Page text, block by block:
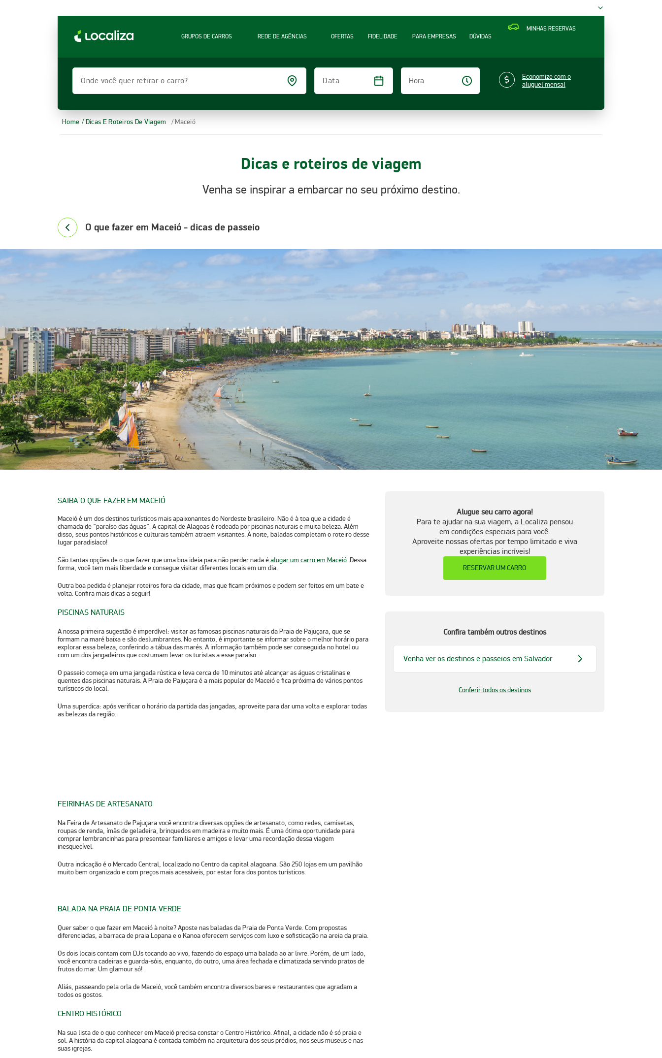
MINHAS RESERVAS
GRUPOS DE CARROS
REDE DE AGÊNCIAS OFERTAS FIDELIDADE PARA EMPRESAS DÚVIDAS
Onde você quer retirar o carro? Data
Hora
Economize com o
aluguel mensal
Home / Dicas E Roteiros De Viagem / Maceió
Dicas e roteiros de viagem
Venha se inspirar a embarcar no seu próximo destino.
O que fazer em Maceió - dicas de passeio
SAIBA O QUE FAZER EM MACEIÓ
Maceió é um dos destinos turísticos mais apaixonantes do Nordeste brasileiro. Não é à toa que a cidade é
chamada de ”paraíso das águas”. A capital de Alagoas é rodeada por piscinas naturais e muita beleza. Além
disso, seus pontos históricos e culturais também atraem visitantes. À noite, baladas completam o roteiro desse
lugar paradisíaco!
São tantas opções de o que fazer que uma boa ideia para não perder nada éalugar um carro em Maceió. Dessa
forma, você tem mais liberdade e consegue visitar diferentes locais em um dia.
Outra boa pedida é planejar roteiros fora da cidade, mas que ficam próximos e podem ser feitos em um bate e
volta. Confira mais dicas a seguir!
PISCINAS NATURAIS
A nossa primeira sugestão é imperdível: visitar as famosas piscinas naturais da Praia de Pajuçara, que se
formam na maré baixa e são deslumbrantes. No entanto, é importante se informar sobre o melhor horário para
explorar essa beleza, conferindo a tábua das marés. A informação também pode ser conseguida no hotel ou
com um dos jangadeiros que costumam levar os turistas a esse paraíso.
O passeio começa em uma jangada rústica e leva cerca de 10 minutos até alcançar as águas cristalinas e
quentes das piscinas naturais. A Praia de Pajuçara é a mais popular de Maceió e fica próxima de vários pontos
turísticos do local.
Uma superdica: após verificar o horário da partida das jangadas, aproveite para dar uma volta e explorar todas
as belezas da região.
FEIRINHAS DE ARTESANATO
Na Feira de Artesanato de Pajuçara você encontra diversas opções de artesanato, como redes, camisetas,
roupas de renda, ímãs de geladeira, brinquedos em madeira e muito mais. É uma ótima oportunidade para
comprar lembrancinhas para presentear familiares e amigos e levar uma recordação dessa viagem
inesquecível.
Outra indicação é o Mercado Central, localizado no Centro da capital alagoana. São 250 lojas em um pavilhão
muito bem organizado e com preços mais acessíveis, por estar fora dos pontos turísticos.
BALADA NA PRAIA DE PONTA VERDE
Quer saber o que fazer em Maceió à noite? Aposte nas baladas da Praia de Ponta Verde. Com propostas
diferenciadas, a barraca de praia Lopana e o Kanoa oferecem serviços com luxo e sofisticação na areia da praia.
Os dois locais contam com DJs tocando ao vivo, fazendo do espaço uma balada ao ar livre. Porém, de um lado,
você encontra cadeiras e guarda-sóis, enquanto, do outro, uma área fechada e climatizada servindo pratos de
frutos do mar. Um glamour só!
Aliás, passeando pela orla de Maceió, você também encontra diversos bares e restaurantes que agradam a
todos os gostos.
CENTRO HISTÓRICO
Na sua lista de o que conhecer em Maceió precisa constar o Centro Histórico. Afinal, a cidade não é só praia e
sol. A história da capital alagoana é contada também na arquitetura dos seus prédios, nos seus museus e nas
suas igrejas.
Alugue seu carro agora!
Para te ajudar na sua viagem, a Localiza pensou
em condições especiais para você.
Aproveite nossas ofertas por tempo limitado e viva
experiências incríveis!
RESERVAR UM CARRO
Confira também outros destinos
Venha ver os destinos e passeios em Salvador
Conferir todos os destinos